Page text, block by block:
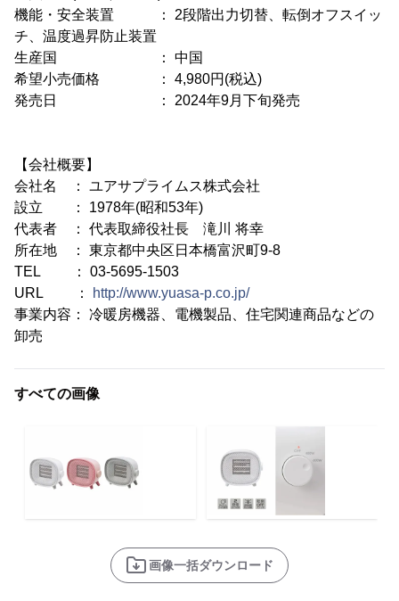
機能・安全装置 ： 2段階出力切替、転倒オフスイッ
チ、温度過昇防止装置
生産国 ： 中国
希望小売価格 ： 4,980円(税込)
発売日 ： 2024年9月下旬発売
【会社概要】
会社名 ： ユアサプライムス株式会社
設立 ： 1978年(昭和53年)
代表者 ： 代表取締役社長 滝川 将幸
所在地 ： 東京都中央区日本橋富沢町9-8
TEL ： 03-5695-1503
URL ：
http://www.yuasa-p.co.jp/
事業内容： 冷暖房機器、電機製品、住宅関連商品などの
卸売
すべての画像
画像一括ダウンロード